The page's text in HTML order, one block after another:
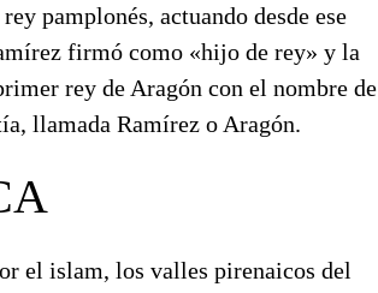
pamplonés, actuando desde ese
firmó como «hijo de rey» y la
rey de Aragón con el nombre de
llamada Ramírez o Aragón.
el islam, los valles pirenaicos del